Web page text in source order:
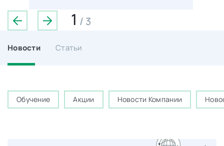
1 / 3
Новости Статьи
Обучение Акции Новости Компании